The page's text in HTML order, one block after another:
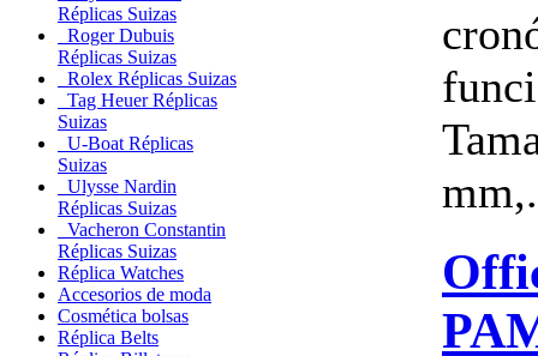
Réplicas Suizas
Roger Dubuis
Réplicas Suizas
Rolex Réplicas Suizas
Tag Heuer Réplicas
Suizas
U-Boat Réplicas
Suizas
Ulysse Nardin
Réplicas Suizas
Vacheron Constantin
Réplicas Suizas
Réplica Watches
Accesorios de moda
Cosmética bolsas
Réplica Belts